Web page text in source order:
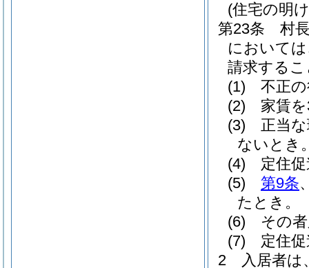
(住宅の明
第23条
村
において
請求する
(1)
不正
(2)
家賃
(3)
正当
ないとき
(4)
定住
(5)
第9条
たとき。
(6)
その
(7)
定住
2
入居者は